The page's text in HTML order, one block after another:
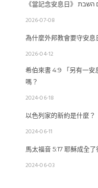
2026-07-08
為什麼外邦教會要守安息
2026-04-12
希伯來書 4:9 「另有一安
嗎？
2024-06-18
以色列家的新約是什麼？
2024-06-11
馬太福音 5:17 耶穌成全
2024-06-03